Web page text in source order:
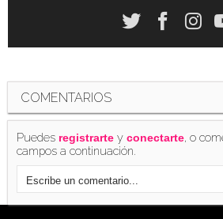
COMENTARIOS
Puedes registrarte yconectarte, o
campos a continuación.